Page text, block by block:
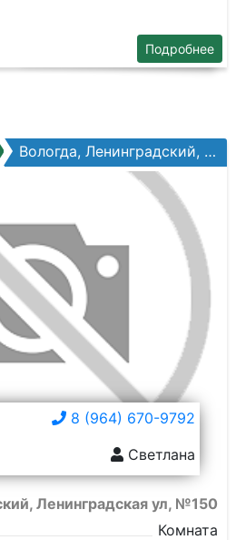
Подробнее
Вологда, Ленинградский, Ленинградская ул, №150
8 (964) 670-9792
Светлана
Ленинградская ул, №150
Комната